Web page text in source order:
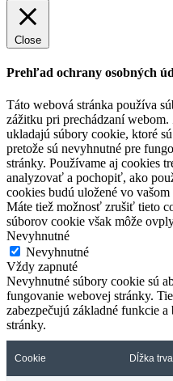
Close
Prehľad ochrany osobných
Táto webová stránka používa
zážitku pri prechádzaní
ukladajú súbory cookie, ktoré
pretože sú nevyhnutné pre
stránky. Používame aj cookies
analyzovať a pochopiť, ako
cookies budú uložené vo
Máte tiež možnosť zrušiť tieto
súborov cookie však môže
Nevyhnutné
Nevyhnutné
Vždy zapnuté
Nevyhnutné súbory cookie sú
fungovanie webovej stránky.
zabezpečujú základné funkcie
stránky.
Cookie Dĺžka